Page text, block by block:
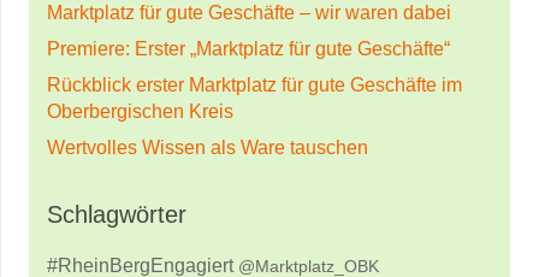
Marktplatz für gute Geschäfte – wir waren dabei
Premiere: Erster „Marktplatz für gute Geschäfte“
Rückblick erster Marktplatz für gute Geschäfte im
Oberbergischen Kreis
Wertvolles Wissen als Ware tauschen
Schlagwörter
#RheinBergEngagiert @Marktplatz_OBK